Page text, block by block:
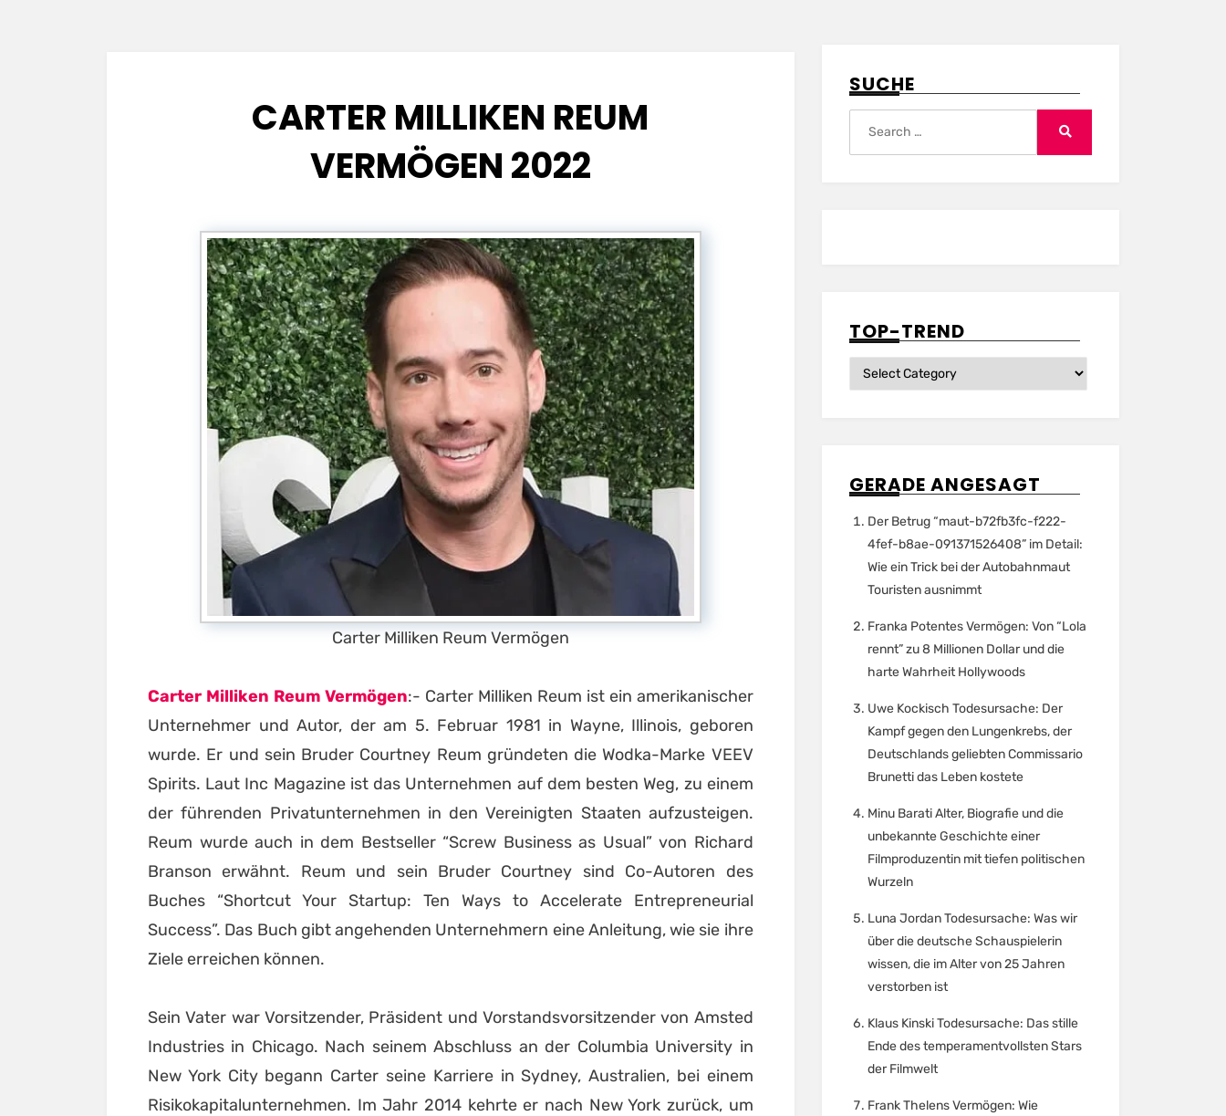
CARTER MILLIKEN REUM
VERMÖGEN 2022
Carter Milliken Reum Vermögen
Carter Milliken Reum Vermögen:- Carter Milliken Reum ist ein amerikanischer
Unternehmer und Autor, der am 5. Februar 1981 in Wayne, Illinois, geboren
wurde. Er und sein Bruder Courtney Reum gründeten die Wodka-Marke VEEV
Spirits. Laut Inc Magazine ist das Unternehmen auf dem besten Weg, zu einem
der führenden Privatunternehmen in den Vereinigten Staaten aufzusteigen.
Reum wurde auch in dem Bestseller “Screw Business as Usual” von Richard
Branson erwähnt. Reum und sein Bruder Courtney sind Co-Autoren des
Buches “Shortcut Your Startup: Ten Ways to Accelerate Entrepreneurial
Success”. Das Buch gibt angehenden Unternehmern eine Anleitung, wie sie ihre
Ziele erreichen können.
Sein Vater war Vorsitzender, Präsident und Vorstandsvorsitzender von Amsted
Industries in Chicago. Nach seinem Abschluss an der Columbia University in
New York City begann Carter seine Karriere in Sydney, Australien, bei einem
Risikokapitalunternehmen. Im Jahr 2014 kehrte er nach New York zurück, um
SUCHE
TOP-TREND
Top-
Trend
GERADE ANGESAGT
Der Betrug “maut-b72fb3fc-f222-
4fef-b8ae-091371526408” im Detail:
Wie ein Trick bei der Autobahnmaut
Touristen ausnimmt
Franka Potentes Vermögen: Von “Lola
rennt” zu 8 Millionen Dollar und die
harte Wahrheit Hollywoods
Uwe Kockisch Todesursache: Der
Kampf gegen den Lungenkrebs, der
Deutschlands geliebten Commissario
Brunetti das Leben kostete
Minu Barati Alter, Biografie und die
unbekannte Geschichte einer
Filmproduzentin mit tiefen politischen
Wurzeln
Luna Jordan Todesursache: Was wir
über die deutsche Schauspielerin
wissen, die im Alter von 25 Jahren
verstorben ist
Klaus Kinski Todesursache: Das stille
Ende des temperamentvollsten Stars
der Filmwelt
Frank Thelens Vermögen: Wie